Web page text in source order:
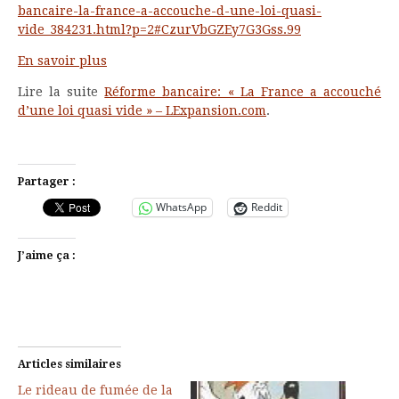
bancaire-la-france-a-accouche-d-une-loi-quasi-
vide_384231.html?p=2#CzurVbGZEy7G3Gss.99
En savoir plus
Lire la suiteRéforme bancaire: « La France a accouché
d’une loi quasi vide » – LExpansion.com.
Partager :
WhatsApp Reddit
J’aime ça :
Articles similaires
Le rideau de fumée de la